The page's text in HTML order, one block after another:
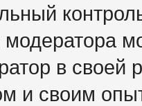
модератора
в своей
и своим